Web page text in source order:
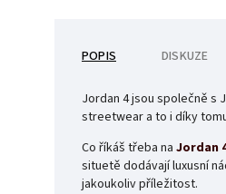
POPIS DISKUZE
Jordan 4 jsou společně s
streetwear a to i díky
Co říkáš třeba na Jordan
situetě dodávají luxusní
jakoukoliv příležitost.